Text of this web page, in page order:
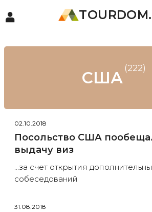
США (222)
02.10.2018
Посольство США
выдачу виз
…за счет открытия
собеседований
31.08.2018